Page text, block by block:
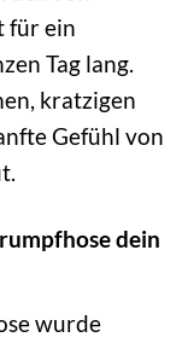
für ein
Tag lang.
kratzigen
Gefühl von
dein
wurde